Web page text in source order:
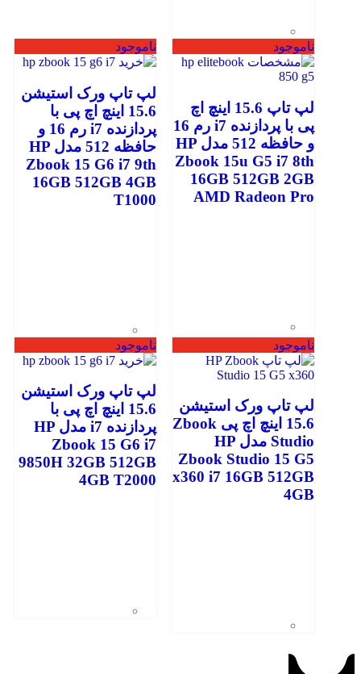
ناموجود
لپ تاپ 15.6 اینچ اچ
پی با پردازنده i7 رم 16
و حافظه 512 مدل HP
Zbook 15u G5 i7 8th
16GB 512GB 2GB
AMD Radeon Pro
ناموجود
لپ تاپ ورک استیشن
15.6 اینچ اچ پی با
پردازنده i7 رم 16 و
حافظه 512 مدل HP
Zbook 15 G6 i7 9th
16GB 512GB 4GB
T1000
ناموجود
لپ تاپ ورک استیشن
15.6 اینچ اچ پی Zbook
Studio مدل HP
Zbook Studio 15 G5
x360 i7 16GB 512GB
4GB
ناموجود
لپ تاپ ورک استیشن
15.6 اینچ اچ پی با
پردازنده i7 مدل HP
Zbook 15 G6 i7
9850H 32GB 512GB
4GB T2000